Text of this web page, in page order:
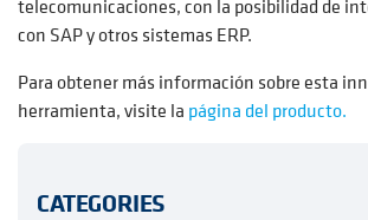
telecomunicaciones, con la posibilidad de
con SAP y otros sistemas ERP.
Para obtener más información sobre esta
herramienta, visite la página del producto.
CATEGORIES